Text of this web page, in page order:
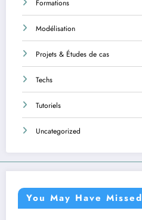
Formations
Modélisation
Projets & Études de cas
Techs
Tutoriels
Uncategorized
You May Have Missed